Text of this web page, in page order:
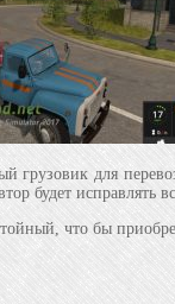
грузовик для
будет исправлять
что бы